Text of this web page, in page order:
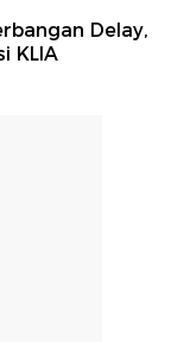
Delay,
KLIA